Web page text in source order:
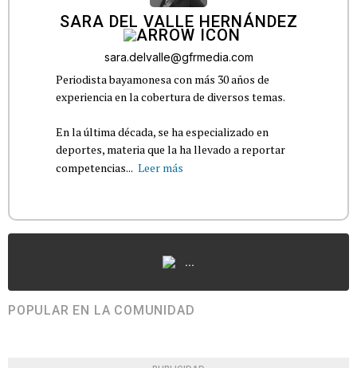
SARA DEL VALLE HERNÁNDEZ
sara.delvalle@gfrmedia.com
Periodista bayamonesa con más 30 años de
experiencia en la cobertura de diversos temas.
En la última década, se ha especializado en
deportes, materia que la ha llevado a reportar
competencias... Leer más
...
POPULAR EN LA COMUNIDAD